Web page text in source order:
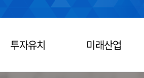
투자유치 미래산업